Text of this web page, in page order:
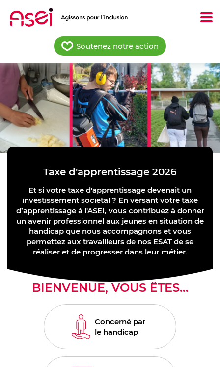
contenu
Soutenez notre action
Taxe d'apprentissage 2026
Et si votre taxe d'apprentissage devenait un
investissement sociétal ? En versant votre taxe
d’apprentissage à l'ASEI, vous contribuez à donner
un avenir professionnel aux jeunes en situation de
handicap que nous accompagnons et vous
permettez aux travailleurs de nos ESAT de se
réaliser et de progresser dans leur métier.
BIENVENUE, VOUS ÊTES...
Concerné par
le handicap